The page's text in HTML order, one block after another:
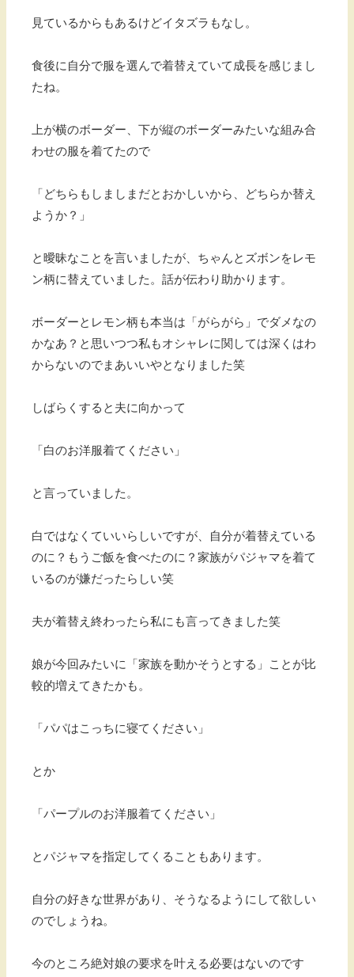
見ているからもあるけどイタズラもなし。
食後に自分で服を選んで着替えていて成長を感じまし
たね。
上が横のボーダー、下が縦のボーダーみたいな組み合
わせの服を着てたので
「どちらもしましまだとおかしいから、どちらか替え
ようか？」
と曖昧なことを言いましたが、ちゃんとズボンをレモ
ン柄に替えていました。話が伝わり助かります。
ボーダーとレモン柄も本当は「がらがら」でダメなの
かなあ？と思いつつ私もオシャレに関しては深くはわ
からないのでまあいいやとなりました笑
しばらくすると夫に向かって
「白のお洋服着てください」
と言っていました。
白ではなくていいらしいですが、自分が着替えている
のに？もうご飯を食べたのに？家族がパジャマを着て
いるのが嫌だったらしい笑
夫が着替え終わったら私にも言ってきました笑
娘が今回みたいに「家族を動かそうとする」ことが比
較的増えてきたかも。
「パパはこっちに寝てください」
とか
「パープルのお洋服着てください」
とパジャマを指定してくることもあります。
自分の好きな世界があり、そうなるようにして欲しい
のでしょうね。
今のところ絶対娘の要求を叶える必要はないのです